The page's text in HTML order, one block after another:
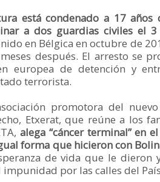
está condenado a 17
a dos guardias civiles el
en Bélgica en octubre de
después. El arresto se
europea de detención y
terrorista.
promotora del
Etxerat, que reúne a los
alega “cáncer terminal” en
forma que hicieron con
de vida que le dieron
por las calles del